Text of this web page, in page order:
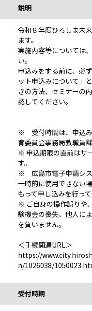
説明
令和８年度ひろしま未
ます。
実施内容等については
い。
申込みをする前に、必
ット申込みについて」
きの方法、セミナーの
認してください。
※ 受付時間は、申込み
育委員会事務局教職員
※ 申込期限の直前はサ
す。
※ 広島市電子申請シス
一時的に使用できない
もって申し込みを行って
※ ご自身の操作誤りや
験機会の喪失、他人に
を負いません。
＜手続関連URL＞
https://
n/1026038/
受付時期